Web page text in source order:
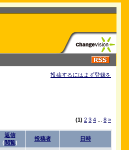
投稿するにはまず登録を
(1) 2 3 4 8 »
返信
(閲覧)
投稿者 日時